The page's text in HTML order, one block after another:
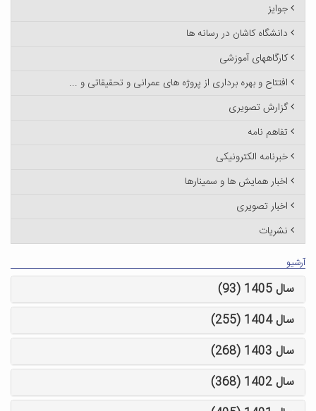
جوایز
دانشگاه کاشان در رسانه ها
کارگاههای آموزشی
افتتاح و بهره برداری از پروژه های عمرانی و تحقیقاتی و ...
گزارش تصویری
تفاهم نامه
خبرنامه الکترونیکی
اخبار همایش ها و سمینارها
اخبار تصویری
نشریات
آرشیو
سال 1405 (93)
سال 1404 (255)
سال 1403 (268)
سال 1402 (368)